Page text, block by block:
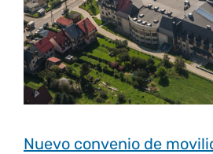
Nuevo convenio de